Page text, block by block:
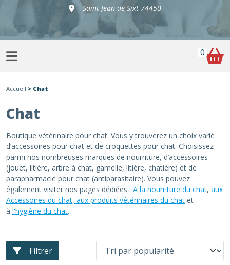
Saint-Jean-de-Sixt 74450
0
Accueil > Chat
Chat
Boutique vétérinaire pour chat. Vous y trouverez un choix varié
d’accessoires pour chat et de croquettes pour chat. Choisissez
parmi nos nombreuses marques de nourriture, d’accessoires
(jouet, litière, arbre à chat, gamelle, litière, chatière) et de
parapharmacie pour chat (antiparasitaire). Vous pouvez
également visiter nos pages dédiées : A la nourriture du chat, aux
Accessoires du chat, aux produits vétérinaires du chat et
à l'hygiène du chat.
Filtrer